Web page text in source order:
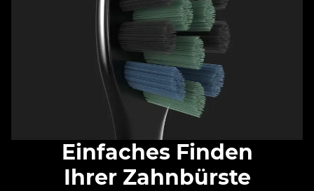
Einfaches Finden
Ihrer Zahnbürste